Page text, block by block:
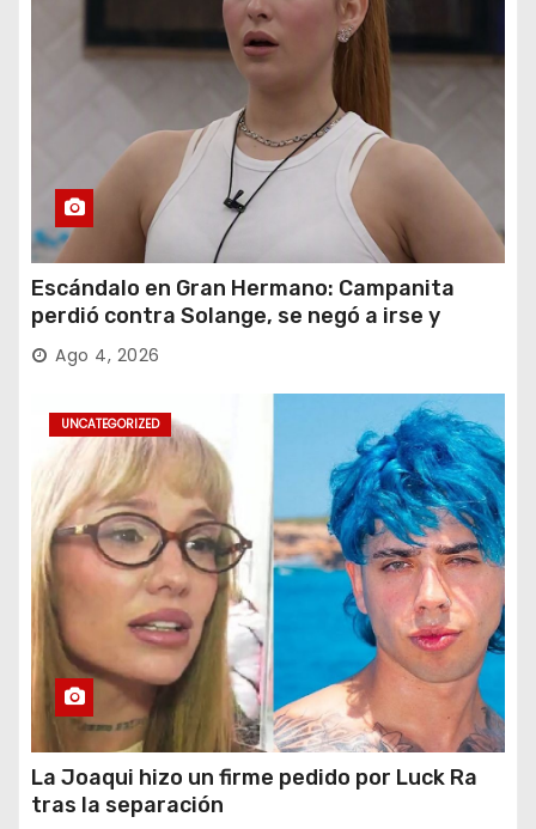
Escándalo en Gran Hermano: Campanita
perdió contra Solange, se negó a irse y
desafió al Big
Ago 4, 2026
UNCATEGORIZED
La Joaqui hizo un firme pedido por Luck Ra
tras la separación